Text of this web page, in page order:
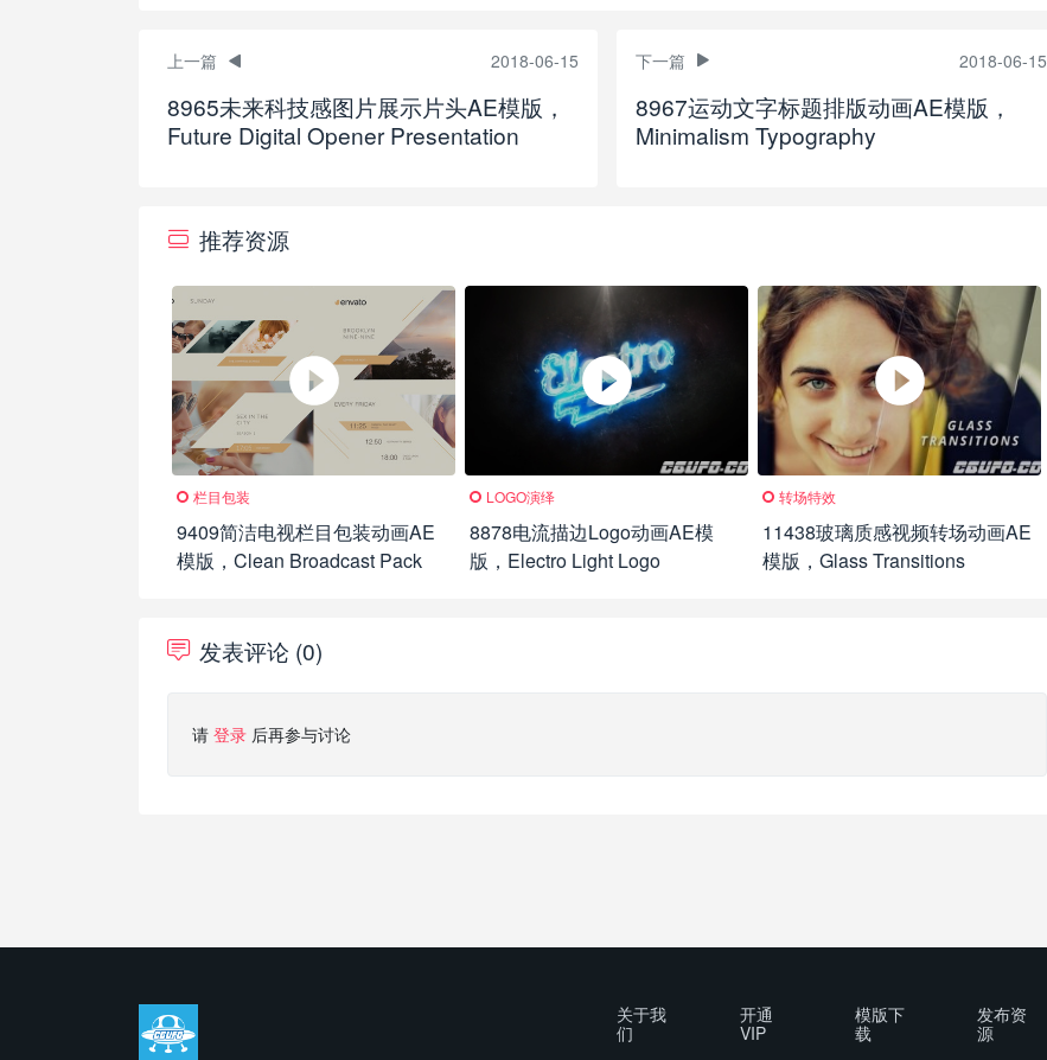
上一篇 2018-06-15
8965未来科技感图片展示片头AE模版，
Future Digital Opener Presentation
下一篇 2018-06-15
8967运动文字标题排版动画AE模版，
Minimalism Typography
推荐资源
栏目包装
9409简洁电视栏目包装动画AE
模版，Clean Broadcast Pack
LOGO演绎
8878电流描边Logo动画AE模
版，Electro Light Logo
转场特效
11438玻璃质感视频转场动画AE
模版，Glass Transitions
发表评论 (0)
请 登录 后再参与讨论
关于我
们
开通
VIP
模版下
载
发布资
源